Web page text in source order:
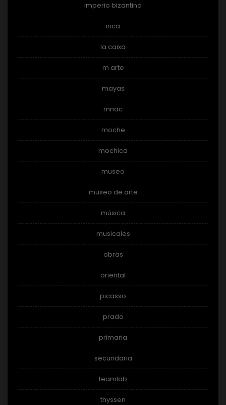
imperio bizantino
inca
la caixa
m arte
mayas
mnac
moche
mochica
museo
museo de arte
música
musicales
obras
oriental
picasso
prado
primaria
secundaria
teamlab
thyssen